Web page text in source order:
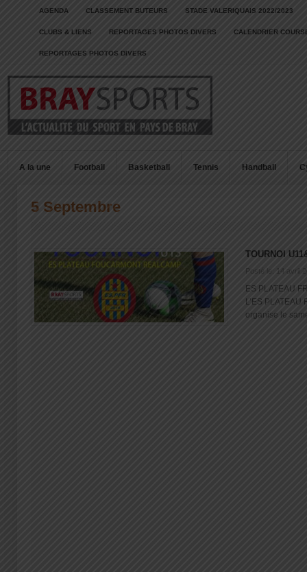
AGENDA CLASSEMENT BUTEURS STADE VALERIQUAIS 2022/2023
CLUBS & LIENS REPORTAGES PHOTOS DIVERS CALENDRIER
REPORTAGES PHOTOS DIVERS
A la une Football Basketball Tennis Handball
5 Septembre
TOURNOI
Posté le: 14 avril
ES PLATEAU
L’ES PLATEAU
organise le